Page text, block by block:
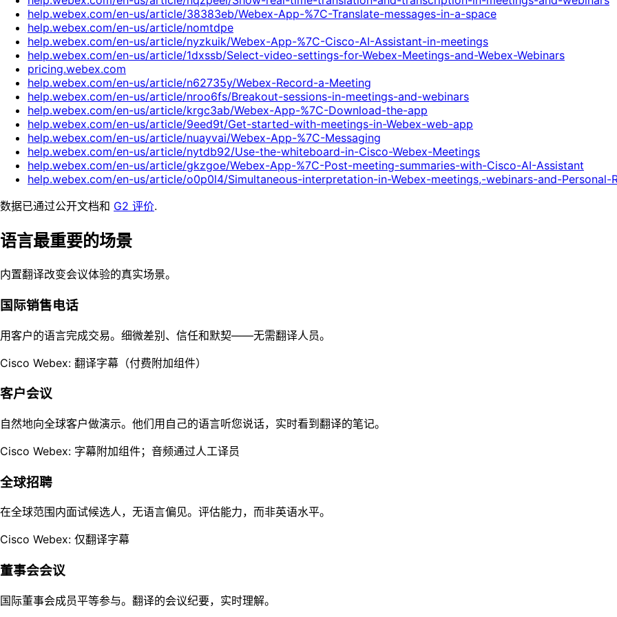
help.webex.com/en-us/article/38383eb/Webex-App-%7C-Translate-messages-in-a-space
help.webex.com/en-us/article/nomtdpe
help.webex.com/en-us/article/nyzkuik/Webex-App-%7C-Cisco-AI-Assistant-in-meetings
help.webex.com/en-us/article/1dxssb/Select-video-settings-for-Webex-Meetings-and-Webex-Webinars
pricing.webex.com
help.webex.com/en-us/article/n62735y/Webex-Record-a-Meeting
help.webex.com/en-us/article/nroo6fs/Breakout-sessions-in-meetings-and-webinars
help.webex.com/en-us/article/krgc3ab/Webex-App-%7C-Download-the-app
help.webex.com/en-us/article/9eed9t/Get-started-with-meetings-in-Webex-web-app
help.webex.com/en-us/article/nuayvai/Webex-App-%7C-Messaging
help.webex.com/en-us/article/nytdb92/Use-the-whiteboard-in-Cisco-Webex-Meetings
help.webex.com/en-us/article/gkzgoe/Webex-App-%7C-Post-meeting-summaries-with-Cisco-AI-Assistant
help.webex.com/en-us/article/o0p0l4/Simultaneous-interpretation-in-Webex-meetings,-webinars-and-Personal-
数据已通过公开文档和 G2 评价.
语言最重要的场景
内置翻译改变会议体验的真实场景。
国际销售电话
用客户的语言完成交易。细微差别、信任和默契——无需翻译人员。
Cisco Webex: 翻译字幕（付费附加组件）
客户会议
自然地向全球客户做演示。他们用自己的语言听您说话，实时看到翻译的笔记。
Cisco Webex: 字幕附加组件；音频通过人工译员
全球招聘
在全球范围内面试候选人，无语言偏见。评估能力，而非英语水平。
Cisco Webex: 仅翻译字幕
董事会会议
国际董事会成员平等参与。翻译的会议纪要，实时理解。